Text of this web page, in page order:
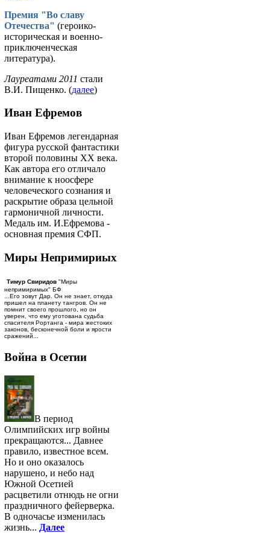
Премия "Во славу
Отечества" (героико-
историческая и военно-
приключенческая
литература).
Лауреатами 2011 стали
В.И. Пищенко. (далее)
Иван Ефремов
Иван Ефремов легендарная
фигура русской фантастики
второй половины ХХ века.
Как автора его отличало
внимание к ноосфере
человеческого сознания и
раскрытие образа цельной
гармоничной личности.
Медаль им. И.Ефремова -
основная премия СФП.
Миры Непримириых
Тимур Свиридов "Миры
непримиримых" БФ
...Его зовут Дар. Он не знает, откуда
пришел на планету тангров. Он не
помнит своего прошлого, но он
уверен, что ему уготована судьба
спасителя Рортанга - мира жестоких
законов, бесконечной боли и ярости
сражений...
Война в Осетии
В период
Олимпийских игр войны
прекращаются... Давнее
правило, известное всем.
Но и оно оказалось
нарушено, и небо над
Южной Осетией
расцветили отнюдь не огни
праздничного фейерверка.
В одночасье изменилась
жизнь... Далее